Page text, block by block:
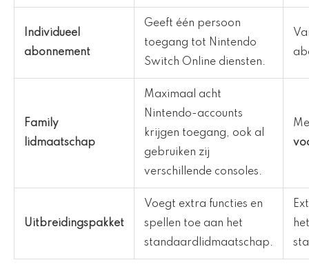
Individueel
abonnement
Geeft één persoon
toegang tot Nintendo
Switch Online diensten.
Family
lidmaatschap
Maximaal acht
Nintendo-accounts
krijgen toegang, ook al
gebruiken zij
verschillende consoles.
Uitbreidingspakket
Voegt extra functies en
spellen toe aan het
standaardlidmaatschap.
het